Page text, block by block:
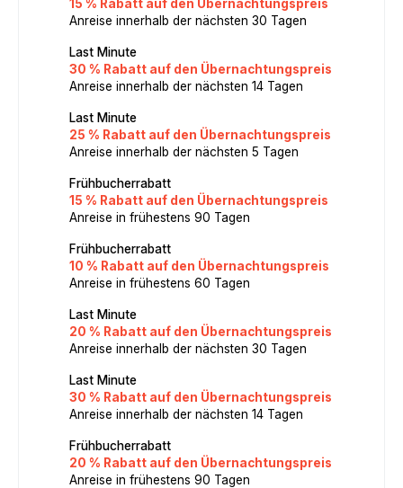
15 % Rabatt auf den Übernachtungspreis
Anreise innerhalb der nächsten 30 Tagen
Last Minute
30 % Rabatt auf den Übernachtungspreis
Anreise innerhalb der nächsten 14 Tagen
Last Minute
25 % Rabatt auf den Übernachtungspreis
Anreise innerhalb der nächsten 5 Tagen
Frühbucherrabatt
15 % Rabatt auf den Übernachtungspreis
Anreise in frühestens 90 Tagen
Frühbucherrabatt
10 % Rabatt auf den Übernachtungspreis
Anreise in frühestens 60 Tagen
Last Minute
20 % Rabatt auf den Übernachtungspreis
Anreise innerhalb der nächsten 30 Tagen
Last Minute
30 % Rabatt auf den Übernachtungspreis
Anreise innerhalb der nächsten 14 Tagen
Frühbucherrabatt
20 % Rabatt auf den Übernachtungspreis
Anreise in frühestens 90 Tagen